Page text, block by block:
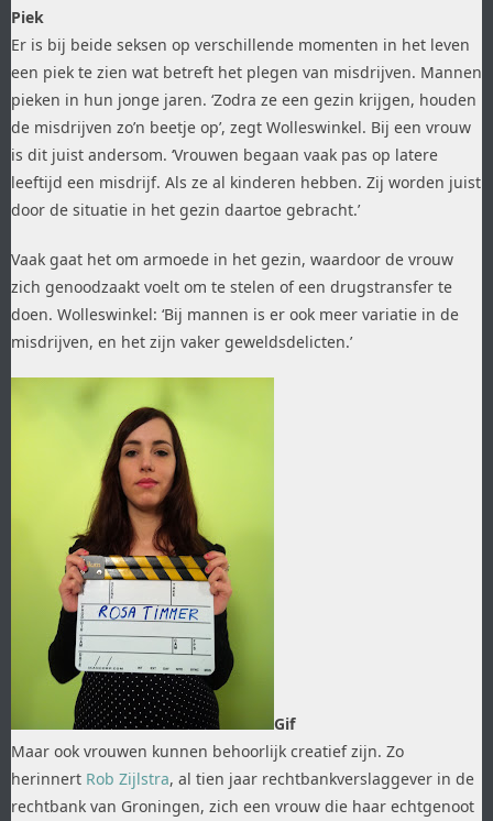
Piek
Er is bij beide seksen op verschillende momenten in het leven
een piek te zien wat betreft het plegen van misdrijven. Mannen
pieken in hun jonge jaren. ‘Zodra ze een gezin krijgen, houden
de misdrijven zo’n beetje op’, zegt Wolleswinkel. Bij een vrouw
is dit juist andersom. ‘Vrouwen begaan vaak pas op latere
leeftijd een misdrijf. Als ze al kinderen hebben. Zij worden juist
door de situatie in het gezin daartoe gebracht.’
Vaak gaat het om armoede in het gezin, waardoor de vrouw
zich genoodzaakt voelt om te stelen of een drugstransfer te
doen. Wolleswinkel: ‘Bij mannen is er ook meer variatie in de
misdrijven, en het zijn vaker geweldsdelicten.’
Gif
Maar ook vrouwen kunnen behoorlijk creatief zijn. Zo
herinnert Rob Zijlstra, al tien jaar rechtbankverslaggever in de
rechtbank van Groningen, zich een vrouw die haar echtgenoot